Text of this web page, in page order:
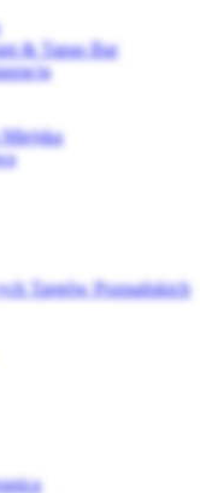
& Tapas Bar
Miejska
Targów Poznańskich